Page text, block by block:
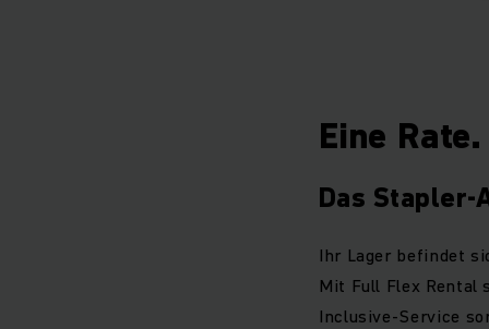
Eine
Das Stapler-
Ihr Lager befindet
Mit Full Flex Rental
Inclusive-Service